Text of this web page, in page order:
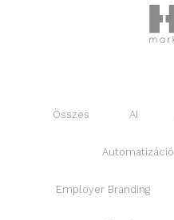
Összes AI
Automatizáció
Employer Branding